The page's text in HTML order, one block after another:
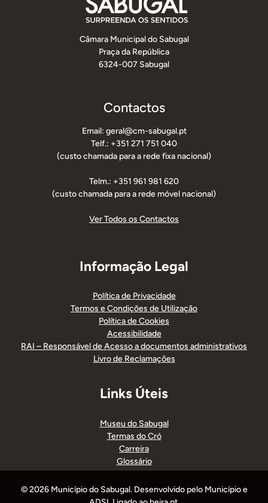
Câmara Municipal do Sabugal
Praça da República
6324-007 Sabugal
Contactos
Email: geral@cm-sabugal.pt
Telf.: +351 271 751 040
(custo chamada para a rede fixa nacional)
Telm.: +351 961 981 620
(custo chamada para a rede móvel nacional)
Ver Todos os Contactos
Informação Legal
Política de Privacidade
Termos e Condições de Utilização
Política de Cookies
Acessibilidade
RAI – Responsável de Acesso a documentos administrativos
Livro de Reclamações
Links Úteis
Museu do Sabugal
Termas do Cró
Carreira
Glossário
© 2026 Município do Sabugal. Desenvolvido pelo Município e